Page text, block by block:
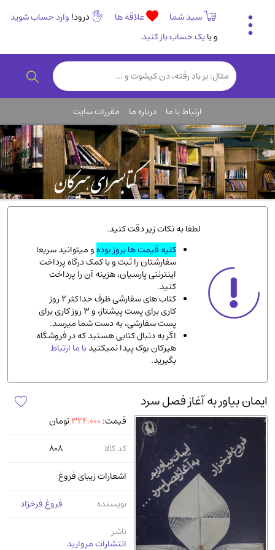
سبد شما علاقه ها درود! وارد حساب شوید
و یایک حساب باز کنید.
تاریخی و فرهنگی
(838)
رمان و داستان ایرانی(307)
روانشناسی(357)
انگلیسی و زبان خارجی(14)
کودکان و نوجوانان(76)
کتب نادر و کمیاب(19)
روانشناسی(112)
طب گیاهی و سنتی(45)
فلسفه و جامعه شناسی(151)
ادبیات و شعر
ادیان و مذاهب
دانشگاهی و آموزشی
اقتصادی، بازاریابی و مالی(56)
پزشکی(140)
کامپیوتر و نرم افزار(13)
ورزشی و تربیت بدنی
آشپزی و خوراکی
سرگرمی و بازی
رمان و داستان خارجی
حقوقی و قانون(47)
کتاب های مصور رنگی و گلاسه(23)
ارتباط با ما درباره ما مقررات سایت
لطفا به نکات زیر دقت کنید.
کلیه قیمت ها بروز بودهو میتوانید سریعا
سفارشتان را ثبت و با کمک درگاه پرداخت
اینترنتی پارسیان، هزینه آن را پرداخت
کنید.
کتاب های سفارشی ظرف حداکثر 2 روز
کاری برای پست پیشتاز، و 3 روز کاری برای
پست سفارشی، به دست شما میرسد.
اگر به دنبال کتابی هستید که در فروشگاه
هیرکان بوک پیدا نمیکنیدبا ما ارتباط
بگیرید.
ایمان بیاور به آغاز فصل سرد
قیمت: 324,000تومان
کد کالا
808
اشعارات زیبای فروغ
نویسنده
فروغ فرخزاد
ناشر
انتشارات مروارید